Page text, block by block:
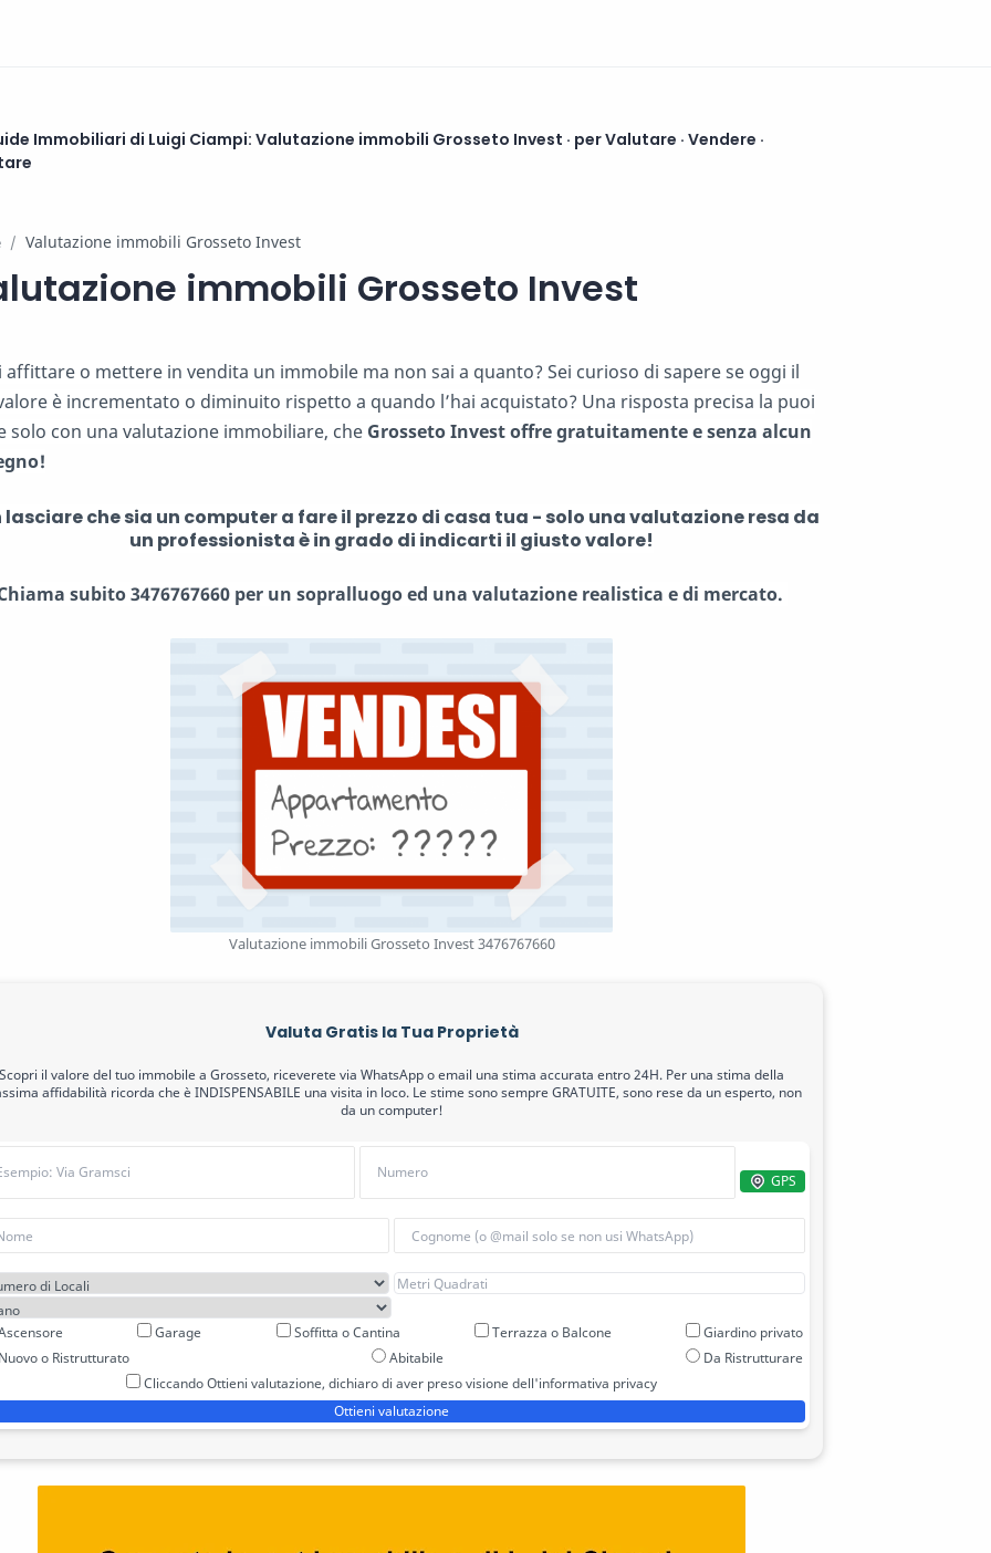
Immobiliari di Luigi Ciampi: Valutazione immobili Grosseto Invest · per Valutare · Vendere ·
immobili Grosseto Invest
affittare o mettere in vendita un immobile ma non sai a quanto? Sei curioso di sapere se oggi il
è incrementato o diminuito rispetto a quando l’hai acquistato? Una risposta precisa la puoi
solo con una valutazione immobiliare, che Grosseto Invest offre gratuitamente e senza alcun
lasciare che sia un computer a fare il prezzo di casa tua - solo una valutazione resa da
un professionista è in grado di indicarti il giusto valore!
subito 3476767660 per un sopralluogo ed una valutazione realistica e di mercato.
Valutazione immobili Grosseto Invest 3476767660
Valuta Gratis la Tua Proprietà
Scopri il valore del tuo immobile a Grosseto, riceverete via WhatsApp o email una stima accurata entro 24H. Per una stima della
affidabilità ricorda che è INDISPENSABILE una visita in loco. Le stime sono sempre GRATUITE, sono rese da un esperto, non
da un computer!
GPS
Garage Soffitta o Cantina Terrazza o Balcone
Giardino privato
o Ristrutturato
Abitabile
Da Ristrutturare
Cliccando Ottieni valutazione, dichiaro di aver preso visione dell'informativa privacy
Ottieni valutazione